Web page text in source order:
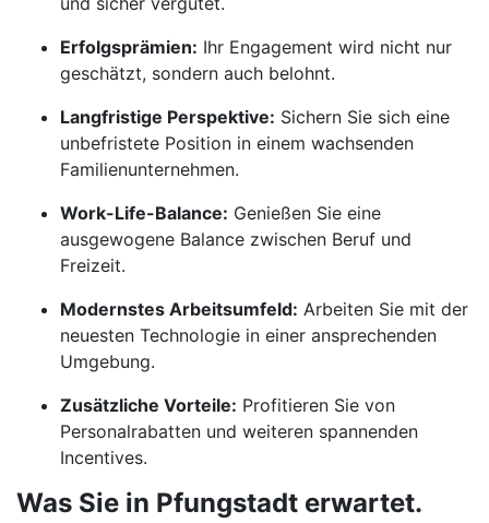
Erfolgsprämien: Ihr Engagement wird nicht nur
geschätzt, sondern auch belohnt.
Langfristige Perspektive: Sichern Sie sich eine
unbefristete Position in einem wachsenden
Familienunternehmen.
Work-Life-Balance: Genießen Sie eine
ausgewogene Balance zwischen Beruf und
Freizeit.
Modernstes Arbeitsumfeld: Arbeiten Sie mit der
neuesten Technologie in einer ansprechenden
Umgebung.
Zusätzliche Vorteile: Profitieren Sie von
Personalrabatten und weiteren spannenden
Incentives.
Was Sie in Pfungstadt erwartet.